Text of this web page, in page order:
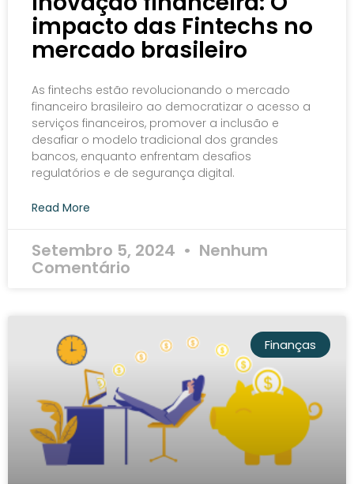
impacto das Fintechs no
mercado brasileiro
As fintechs estão revolucionando o mercado
financeiro brasileiro ao democratizar o acesso a
serviços financeiros, promover a inclusão e
desafiar o modelo tradicional dos grandes
bancos, enquanto enfrentam desafios
regulatórios e de segurança digital.
Read More
Setembro 5, 2024 Nenhum
Comentário
Finanças